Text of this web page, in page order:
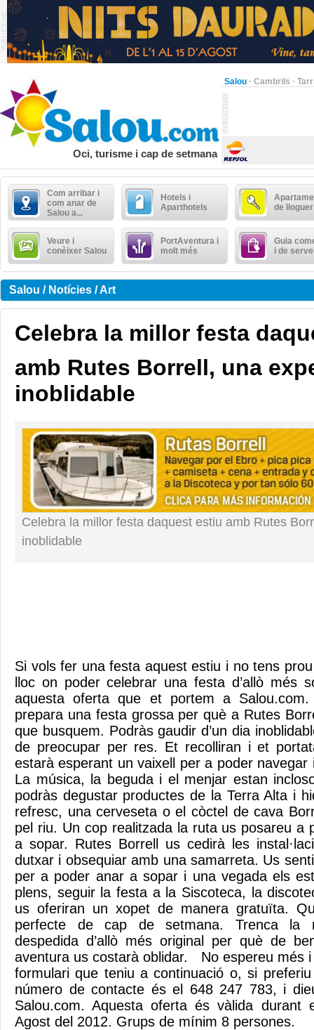
Salou · Cambrils ·
Oci, turisme i cap de setmana
Com arribar i
com anar de
Salou a...
Hotels i
Aparthotels
de lloguer
Veure i
conèixer Salou
PortAventura i
molt més
Guia
i de
Salou / Notícies / Art
Celebra la millor festa
amb Rutes Borrell, una
inoblidable
Celebra la millor festa daquest estiu amb Rutes
inoblidable
Si vols fer una festa aquest estiu i no tens
lloc on poder celebrar una festa d’allò més
aquesta oferta que et portem a
prepara una festa grossa per què a Rutes
que busquem. Podràs gaudir d’un dia
de preocupar per res. Et recolliran i et
estarà esperant un vaixell per a poder
La música, la beguda i el menjar estan
podràs degustar productes de la Terra Alta i
refresc, una cerveseta o el còctel de cava
pel riu. Un cop realitzada la ruta us posareu a
a sopar. Rutes Borrell us cedirà les
dutxar i obsequiar amb una samarreta. Us
per a poder anar a sopar i una vegada els
plens, seguir la festa a la Siscoteca, la
us oferiran un xopet de manera gratuïta.
perfecte de cap de setmana. Trenca la
despedida d’allò més original per què de
aventura us costarà oblidar. No espereu més
formulari que teniu a continuació o, si
número de contacte és el 648 247 783, i
Salou.com. Aquesta oferta és vàlida durant
Agost del 2012. Grups de mínim 8 persones.